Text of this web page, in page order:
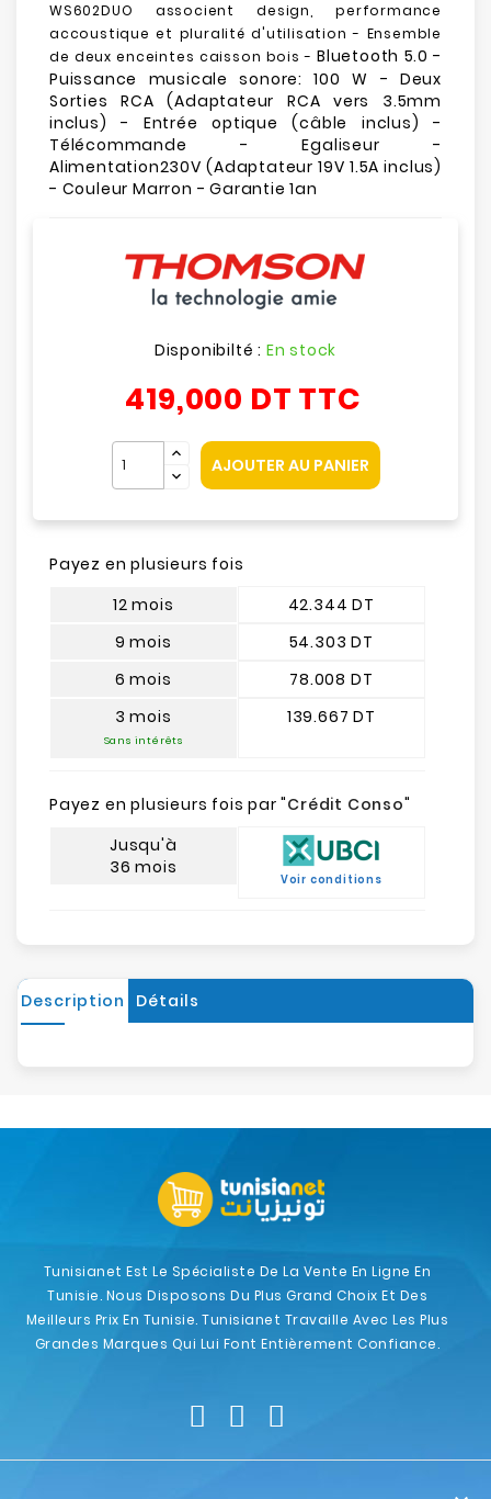
WS602DUO associent design, performance
accoustique et pluralité d'utilisation - Ensemble
de deux enceintes caisson bois -Bluetooth 5.0 -
Puissance musicale sonore: 100 W - Deux
Sorties RCA (Adaptateur RCA vers 3.5mm
inclus) - Entrée optique (câble inclus) -
Télécommande - Egaliseur -
Alimentation230V (Adaptateur 19V 1.5A inclus)
- Couleur Marron - Garantie 1an
Disponibilté : En stock
419,000 DT TTC
AJOUTER AU PANIER
Payez en plusieurs fois
12 mois
9 mois
6 mois
3 mois
Sans intérêts
42.344 DT
54.303 DT
78.008 DT
139.667 DT
Payez en plusieurs fois par "Crédit Conso"
Jusqu'à
36 mois
Voir conditions
Description Détails
Tunisianet Est Le Spécialiste De La Vente En Ligne En
Tunisie. Nous Disposons Du Plus Grand Choix Et Des
Meilleurs Prix En Tunisie. Tunisianet Travaille Avec Les Plus
Grandes Marques Qui Lui Font Entièrement Confiance.